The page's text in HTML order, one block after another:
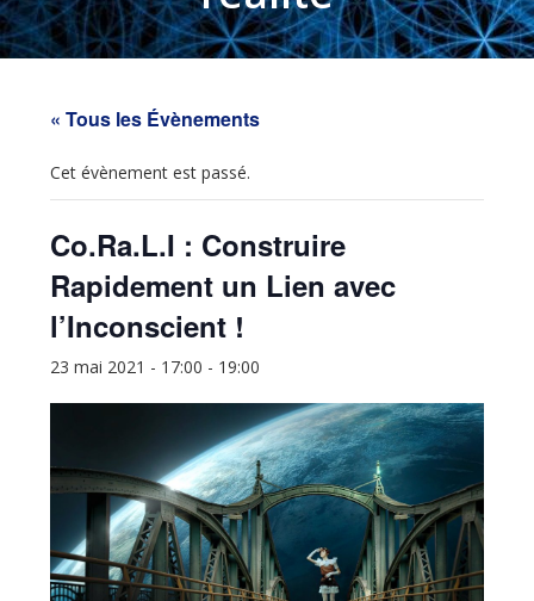
« Tous les Évènements
Cet évènement est passé.
Co.Ra.L.I : Construire
Rapidement un Lien avec
l’Inconscient !
23 mai 2021 - 17:00 - 19:00